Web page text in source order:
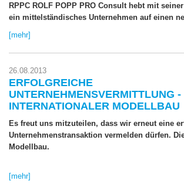
RPPC ROLF POPP PRO Consult hebt mit
ein mittelständisches Unternehmen auf einen
[mehr]
26.08.2013
ERFOLGREICHE
UNTERNEHMENSVERMITTLUNG -
INTERNATIONALER MODELLBAU
Es freut uns mitzuteilen, dass wir erneut eine
Unternehmenstransaktion vermelden dürfen.
Modellbau.
[mehr]